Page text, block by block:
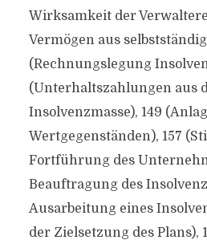
Wirksamkeit der
Vermögen aus
(Rechnungslegung
(Unterhaltszahlungen aus
Insolvenzmasse), 149
Wertgegenständen), 157
Fortführung des
Beauftragung des
Ausarbeitung eines
der Zielsetzung des